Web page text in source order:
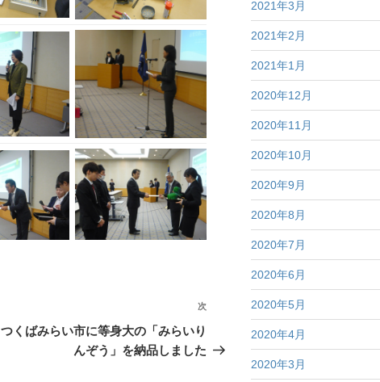
次
投
次
つくばみらい市に等身大の「みらいり
んぞう」を納品しました
2021年3月
2021年2月
2021年1月
2020年12月
2020年11月
2020年10月
2020年9月
2020年8月
2020年7月
2020年6月
2020年5月
2020年4月
2020年3月